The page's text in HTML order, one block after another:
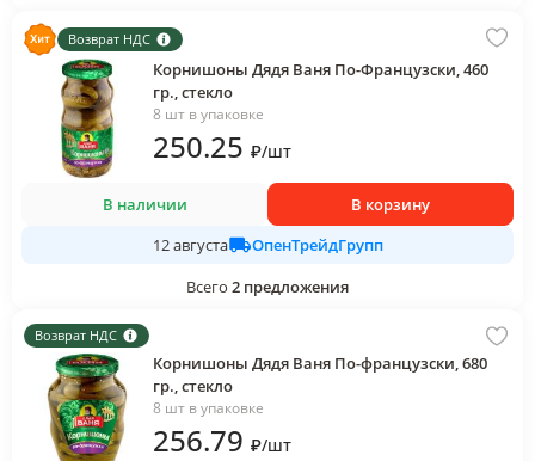
Возврат НДС
Корнишоны Дядя Ваня По-Французски, 460
гр., стекло
8 шт в упаковке
250.25 ₽/шт
В наличии
В корзину
12 августа
ОпенТрейдГрупп
Всего 2 предложения
Возврат НДС
Корнишоны Дядя Ваня По-французски, 680
гр., стекло
8 шт в упаковке
256.79 ₽/шт